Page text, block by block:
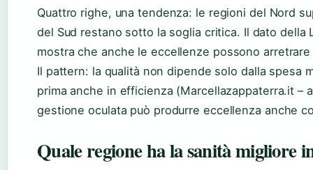
Quattro righe, una tendenza: le regioni del Nord
del Sud restano sotto la soglia critica. Il dato della
mostra che anche le eccellenze possono
Il pattern: la qualità non dipende solo dalla spesa
prima anche in efficienza (Marcellazappaterra.it –
gestione oculata può produrre eccellenza anche
Quale regione ha la sanità migliore